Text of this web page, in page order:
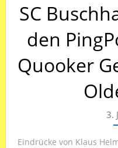
SC
den
Quooker
3.
Eindrücke von Klaus